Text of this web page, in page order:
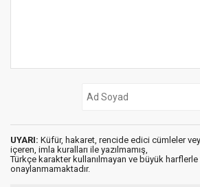
UYARI: Küfür, hakaret, rencide edici cümleler
içeren, imla kuralları ile yazılmamış,
Türkçe karakter kullanılmayan ve büyük harflerle
onaylanmamaktadır.